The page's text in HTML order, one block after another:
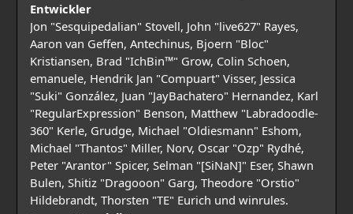
Entwickler
Jon "Sesquipedalian" Stovell, John "live627" Rayes,
Aaron van Geffen, Antechinus, Bjoern "Bloc"
Kristiansen, Brad "IchBin™" Grow, Colin Schoen,
emanuele, Hendrik Jan "Compuart" Visser, Jessica
"Suki" González, Juan "JayBachatero" Hernandez, Karl
"RegularExpression" Benson, Matthew "Labradoodle-
360" Kerle, Grudge, Michael "Oldiesmann" Eshom,
Michael "Thantos" Miller, Norv, Oscar "Ozp" Rydhé,
Peter "Arantor" Spicer, Selman "[SiNaN]" Eser, Shawn
Bulen, Shitiz "Dragooon" Garg, Theodore "Orstio"
Hildebrandt, Thorsten "TE" Eurich und winrules.